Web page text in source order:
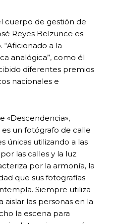
cuerpo de gestión de
Reyes Belzunce es
a la
analógica”, como él
diferentes premios
nacionales e
«Descendencia»,
un fotógrafo de calle
únicas utilizando a las
las calles y la luz
por la armonía, la
que sus fotografías
Siempre utiliza
aislar las personas en la
la escena para